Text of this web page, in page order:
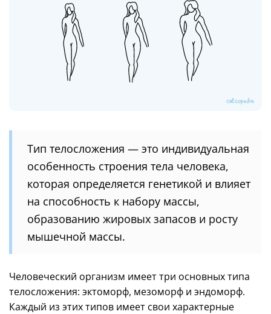
Тип телосложения — это индивидуальная
особенность строения тела человека,
которая определяется генетикой и влияет
на способность к набору массы,
образованию жировых запасов и росту
мышечной массы.
Человеческий организм имеет три основных типа
телосложения: эктоморф, мезоморф и эндоморф.
Каждый из этих типов имеет свои характерные